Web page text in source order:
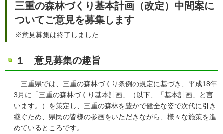
三重の森林づくり基本計画（改定）中間案に
ついてご意見を募集します
※意見募集は終了しました
１ 意見募集の趣旨
三重県では、三重の森林づくり条例の規定に基づき、平成18年
3月に「三重の森林づくり基本計画」（以下、「基本計画」と言
います。）を策定し、三重の森林を豊かで健全な姿で次代に引き
継ぐため、県民の皆様の参画をいただきながら、様々な施策を進
めているところです。